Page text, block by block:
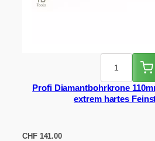
Profi Diamantbohrkrone
extrem hartes
CHF141.00